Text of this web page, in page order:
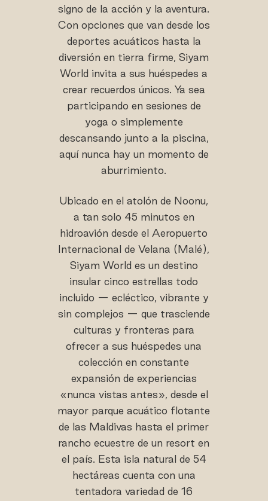
signo de la acción y la aventura.
Con opciones que van desde los
deportes acuáticos hasta la
diversión en tierra firme, Siyam
World invita a sus huéspedes a
crear recuerdos únicos. Ya sea
participando en sesiones de
yoga o simplemente
descansando junto a la piscina,
aquí nunca hay un momento de
aburrimiento.
Ubicado en el atolón de Noonu,
a tan solo 45 minutos en
hidroavión desde el Aeropuerto
Internacional de Velana (Malé),
Siyam World es un destino
insular cinco estrellas todo
incluido — ecléctico, vibrante y
sin complejos — que trasciende
culturas y fronteras para
ofrecer a sus huéspedes una
colección en constante
expansión de experiencias
«nunca vistas antes», desde el
mayor parque acuático flotante
de las Maldivas hasta el primer
rancho ecuestre de un resort en
el país. Esta isla natural de 54
hectáreas cuenta con una
tentadora variedad de 16